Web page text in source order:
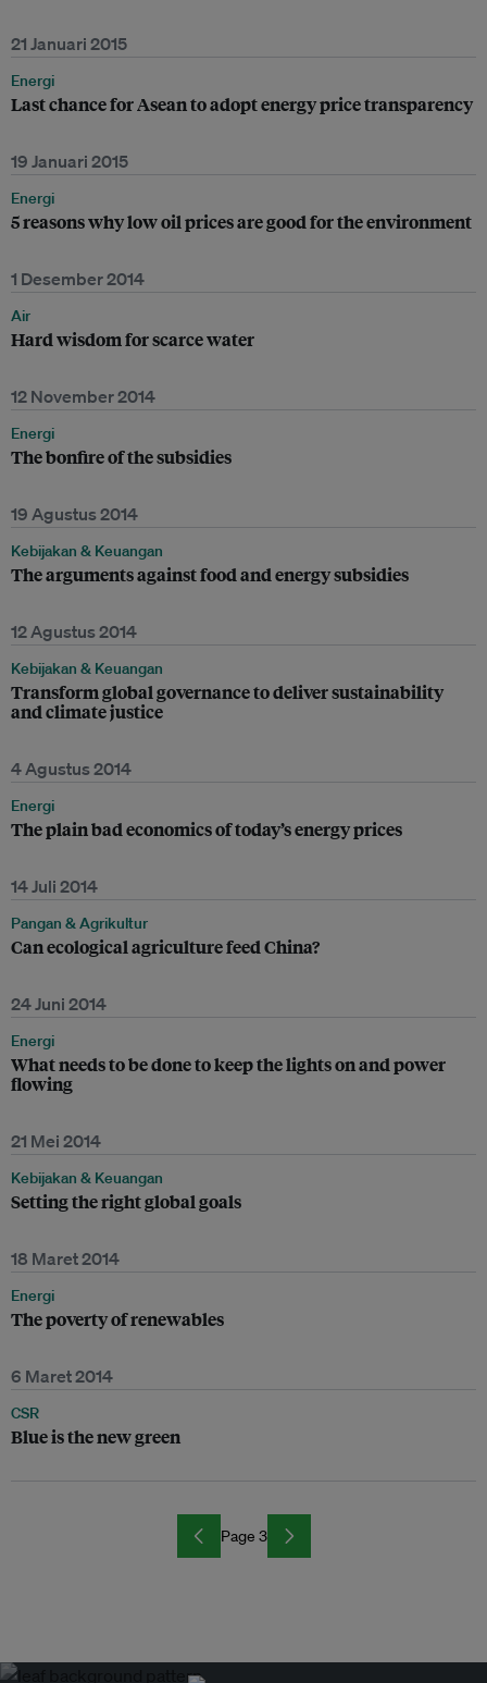
21 Januari 2015
Energi
Last chance for Asean to adopt energy price transparency
19 Januari 2015
Energi
5 reasons why low oil prices are good for the environment
1 Desember 2014
Air
Hard wisdom for scarce water
12 November 2014
Energi
The bonfire of the subsidies
19 Agustus 2014
Kebijakan & Keuangan
The arguments against food and energy subsidies
12 Agustus 2014
Kebijakan & Keuangan
Transform global governance to deliver sustainability
and climate justice
4 Agustus 2014
Energi
The plain bad economics of today’s energy prices
14 Juli 2014
Pangan & Agrikultur
Can ecological agriculture feed China?
24 Juni 2014
Energi
What needs to be done to keep the lights on and power
flowing
21 Mei 2014
Kebijakan & Keuangan
Setting the right global goals
18 Maret 2014
Energi
The poverty of renewables
6 Maret 2014
CSR
Blue is the new green
Page 3